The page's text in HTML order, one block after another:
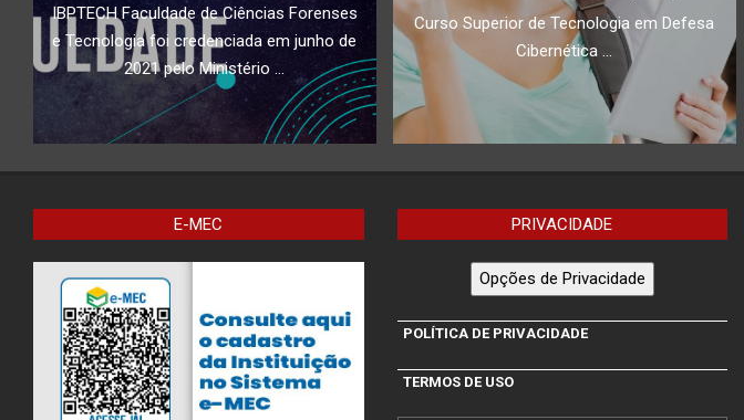
IBPTECH Faculdade de Ciências Forenses
e Tecnologia foi credenciada em junho de
2021 pelo Ministério ...
Curso Superior de Tecnologia em Defesa
Cibernética ...
E-MEC PRIVACIDADE
Opções de Privacidade
POLÍTICA DE PRIVACIDADE
TERMOS DE USO